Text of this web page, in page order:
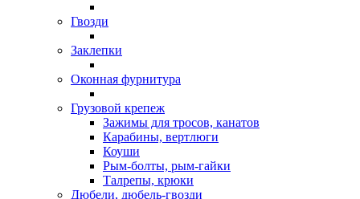
Гвозди
Заклепки
Оконная фурнитура
Грузовой крепеж
Зажимы для тросов, канатов
Карабины, вертлюги
Коуши
Рым-болты, рым-гайки
Талрепы, крюки
Дюбели, дюбель-гвозди